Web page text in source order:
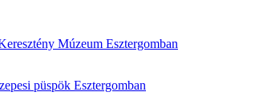
Múzeum Esztergomban
püspök Esztergomban